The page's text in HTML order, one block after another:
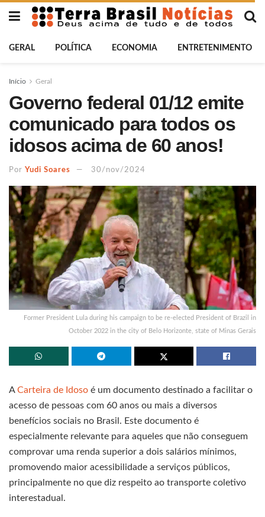
GERAL POLÍTICA ECONOMIA ENTRETENIMENTO
Início Geral
Governo federal 01/12 emite
comunicado para todos os
idosos acima de 60 anos!
Por Yudi Soares 30/nov/2024
Former President Lula during his campaign to be re-elected President of Brazil in
October 2022 in the city of Belo Horizonte, state of Minas Gerais
ACarteira de Idoso é um documento destinado a facilitar o
acesso de pessoas com 60 anos ou mais a diversos
benefícios sociais no Brasil. Este documento é
especialmente relevante para aqueles que não conseguem
comprovar uma renda superior a dois salários mínimos,
promovendo maior acessibilidade a serviços públicos,
principalmente no que diz respeito ao transporte coletivo
interestadual.